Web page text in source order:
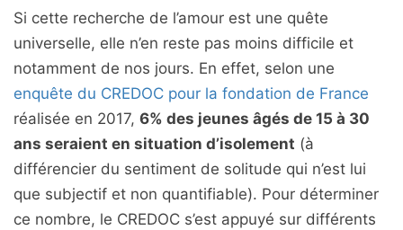
Si cette recherche de l’amour est une quête
universelle, elle n’en reste pas moins difficile et
notamment de nos jours. En effet, selon une
enquête du CREDOC pour la fondation de France
réalisée en 2017, 6% des jeunes âgés de 15 à 30
ans seraient en situation d’isolement (à
différencier du sentiment de solitude qui n’est lui
que subjectif et non quantifiable). Pour déterminer
ce nombre, le CREDOC s’est appuyé sur différents